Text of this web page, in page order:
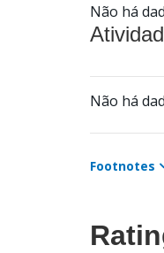
Não há
Não há
Footnotes